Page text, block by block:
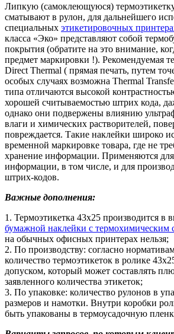
Липкую (самоклеющуюся)
сматывают в рулон, для дальнейшего
специальных этикетировочных
класса «Эко» представляют собой
покрытия (обратите на это внимание,
предмет маркировки !). Рекомендуемая
Direct Thermal ( прямая печать, путем
особых случаях возможна Thermal
типа отличаются высокой
хорошей считываемостью штрих кода,
однако они подвержены влиянию
влаги и химических растворителей,
повреждается. Такие наклейки широко
временной маркировке товара, где не
хранение информации. Применяются
информации, в том числе, и для
штрих-кодов.
Важные дополнения:
1. Термоэтикетка 43х25 производится в
бумажной наклейки с термохимическим
на обычных офисных принтерах нельзя;
2. По производству: согласно
количество термоэтикеток в ролике
допуском, который может составлять
заявленного количества этикеток;
3. По упаковке: количество рулонов в
размеров и намотки. Внутри коробки
быть упакованы в термоусадочную